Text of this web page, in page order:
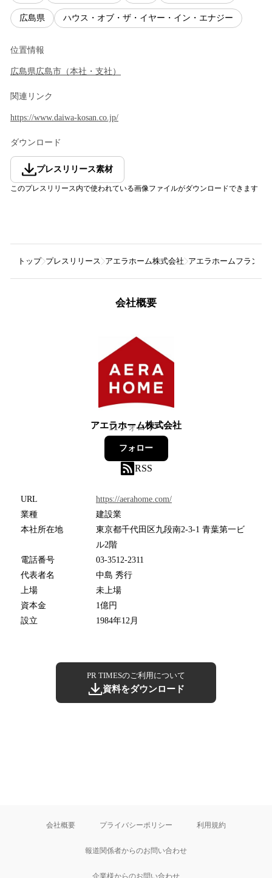
広島県 ハウス・オブ・ザ・イヤー・イン・エナジー
位置情報
広島県広島市 （本社・支社 ）
関連リンク
https://www.daiwa-kosan.co.jp/
ダウンロード
プレスリリース素材
このプレスリリース内で使われている画像ファイルがダウンロードできます
トップ プレスリリース アエラホーム株式会社 アエラホームフランチ
会社概要
アエラホーム株式会社
11フォロワー
フォロー
RSS
URL
https://aerahome.com/
業種
建設業
本社所在地
東京都千代田区九段南2-3-1 青葉第一ビ
ル2階
電話番号
03-3512-2311
代表者名
中島 秀行
上場
未上場
資本金
1億円
設立
1984年12月
PR TIMESのご利用について
資料をダウンロード
会社概要 プライバシーポリシー 利用規約
報道関係者からのお問い合わせ
企業様からのお問い合わせ